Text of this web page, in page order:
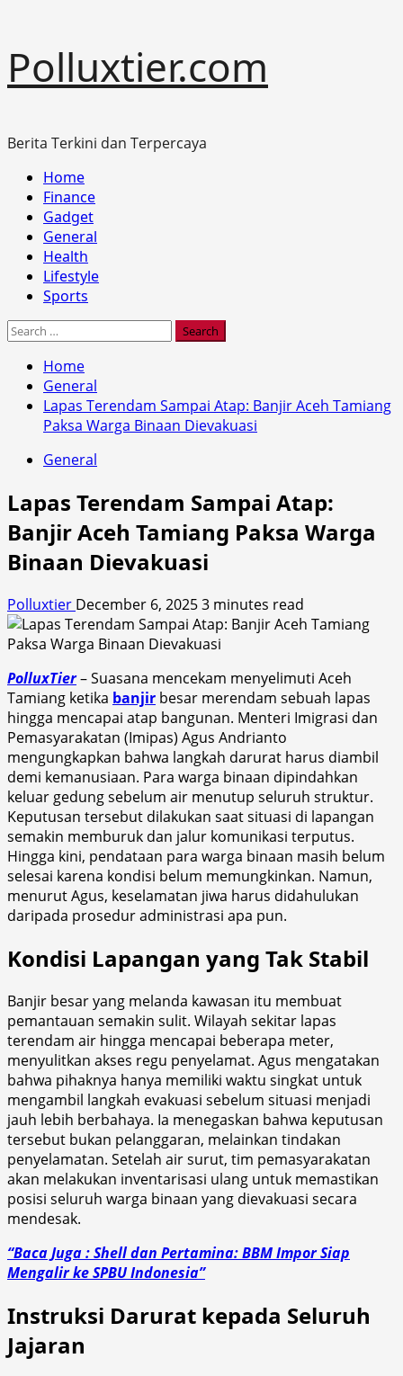
to
content
Polluxtier.com
Berita Terkini dan Terpercaya
Primary
Menu
Home
Finance
Gadget
General
Health
Lifestyle
Sports
Search
Home
General
Lapas Terendam Sampai Atap: Banjir Aceh Tamiang
Paksa Warga Binaan Dievakuasi
General
Lapas Terendam Sampai Atap:
Banjir Aceh Tamiang Paksa Warga
Binaan Dievakuasi
Polluxtier December 6, 20253 minutes read
PolluxTier– Suasana mencekam menyelimuti Aceh
Tamiang ketika banjir besar merendam sebuah lapas
hingga mencapai atap bangunan. Menteri Imigrasi dan
Pemasyarakatan (Imipas) Agus Andrianto
mengungkapkan bahwa langkah darurat harus diambil
demi kemanusiaan. Para warga binaan dipindahkan
keluar gedung sebelum air menutup seluruh struktur.
Keputusan tersebut dilakukan saat situasi di lapangan
semakin memburuk dan jalur komunikasi terputus.
Hingga kini, pendataan para warga binaan masih belum
selesai karena kondisi belum memungkinkan. Namun,
menurut Agus, keselamatan jiwa harus didahulukan
daripada prosedur administrasi apa pun.
Kondisi Lapangan yang Tak Stabil
Banjir besar yang melanda kawasan itu membuat
pemantauan semakin sulit. Wilayah sekitar lapas
terendam air hingga mencapai beberapa meter,
menyulitkan akses regu penyelamat. Agus mengatakan
bahwa pihaknya hanya memiliki waktu singkat untuk
mengambil langkah evakuasi sebelum situasi menjadi
jauh lebih berbahaya. Ia menegaskan bahwa keputusan
tersebut bukan pelanggaran, melainkan tindakan
penyelamatan. Setelah air surut, tim pemasyarakatan
akan melakukan inventarisasi ulang untuk memastikan
posisi seluruh warga binaan yang dievakuasi secara
mendesak.
“Baca Juga : Shell dan Pertamina: BBM Impor Siap
Mengalir ke SPBU Indonesia”
Instruksi Darurat kepada Seluruh
Jajaran